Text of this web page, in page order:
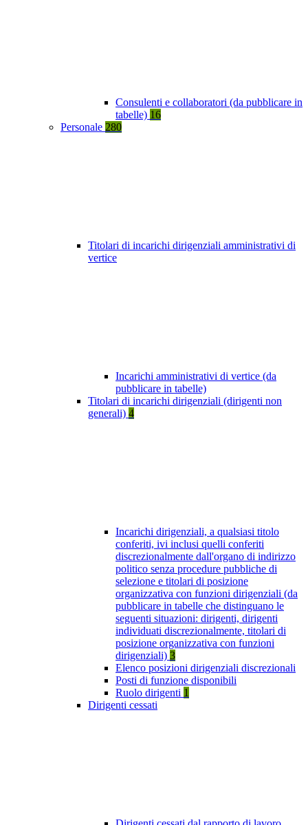
Consulenti e collaboratori (da pubblicare in
tabelle) 16
Personale 280
Titolari di incarichi dirigenziali amministrativi di
vertice
Incarichi amministrativi di vertice (da
pubblicare in tabelle)
Titolari di incarichi dirigenziali (dirigenti non
generali) 4
Incarichi dirigenziali, a qualsiasi titolo
conferiti, ivi inclusi quelli conferiti
discrezionalmente dall'organo di indirizzo
politico senza procedure pubbliche di
selezione e titolari di posizione
organizzativa con funzioni dirigenziali (da
pubblicare in tabelle che distinguano le
seguenti situazioni: dirigenti, dirigenti
individuati discrezionalmente, titolari di
posizione organizzativa con funzioni
dirigenziali) 3
Elenco posizioni dirigenziali discrezionali
Posti di funzione disponibili
Ruolo dirigenti 1
Dirigenti cessati